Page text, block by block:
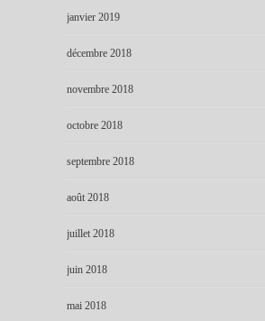
janvier 2019
décembre 2018
novembre 2018
octobre 2018
septembre 2018
août 2018
juillet 2018
juin 2018
mai 2018